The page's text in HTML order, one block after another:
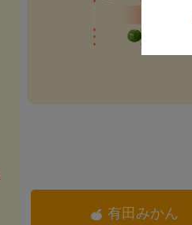
有田みかん